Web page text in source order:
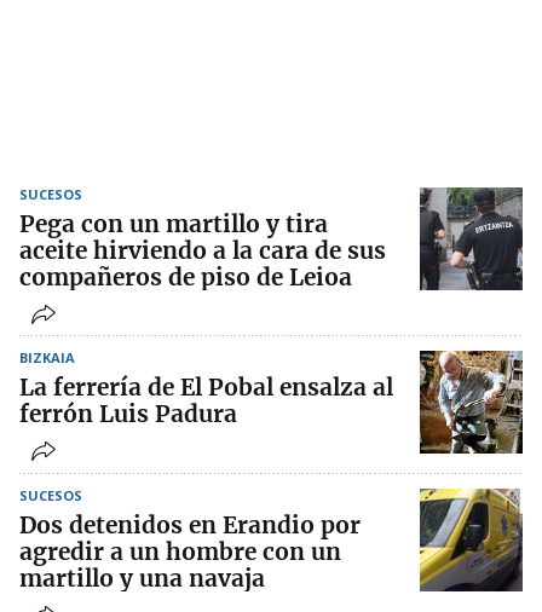
SUCESOS
Pega con un martillo y tira
aceite hirviendo a la cara de sus
compañeros de piso de Leioa
BIZKAIA
La ferrería de El Pobal ensalza al
ferrón Luis Padura
SUCESOS
Dos detenidos en Erandio por
agredir a un hombre con un
martillo y una navaja